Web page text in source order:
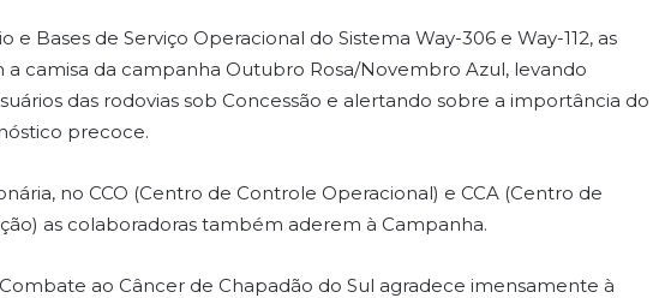
e Bases de Serviço Operacional do Sistema Way-306 e Way-112, as
a camisa da campanha Outubro Rosa/Novembro Azul, levando
das rodovias sob Concessão e alertando sobre a importância do
precoce.
no CCO (Centro de Controle Operacional) e CCA (Centro de
as colaboradoras também aderem à Campanha.
ao Câncer de Chapadão do Sul agradece imensamente à